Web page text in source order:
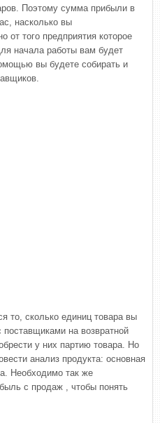
Поэтому сумма прибыли в
насколько вы
от того предприятия которое
начала работы вам будет
вы будете собирать и
то, сколько единиц товара вы
на возвратной
у них партию товара. Но
анализ продукта: основная
Необходимо так же
с продаж , чтобы понять